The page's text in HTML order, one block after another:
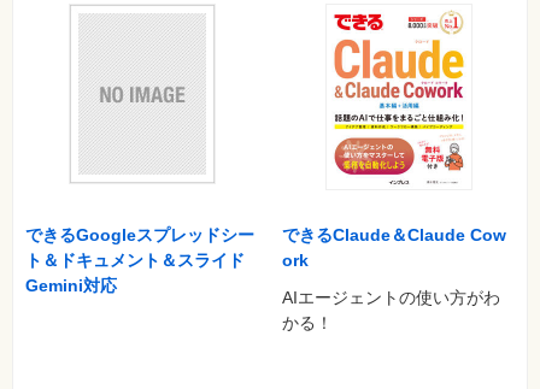
L26 授業の準備をするには
L27 出席をとるには
L28 画面を共有するには
L29 ホワイトボードで意見をまとめるには
L30 授業を録画するには
L31 生徒に回答してもらうには
L32 生徒の質問を受けるには
第6章 Teamsをもっと授業に活用しよう
L34 タブを使ってアプリを共有するには
L35 グループワークをするには
できるGoogleスプレッドシー
ト＆ドキュメント＆スライド
Gemini対応
できるClaude＆Claude Cow
ork
AIエージェントの使い方がわ
かる！